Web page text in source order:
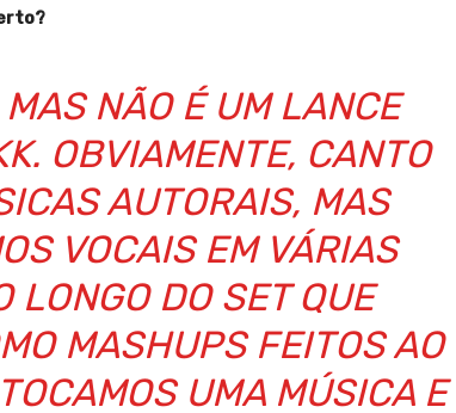
NÃO É UM LANCE
OBVIAMENTE, CANTO
AUTORAIS, MAS
VOCAIS EM VÁRIAS
LONGO DO SET QUE
MASHUPS FEITOS AO
UMA MÚSICA E